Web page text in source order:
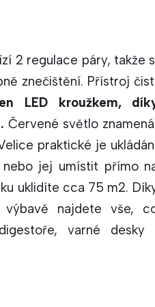
2 regulace páry, takže
znečištění. Přístroj
LED kroužkem,
Červené světlo
praktické je
jej umístit přímo
uklidíte cca 75 m2.
výbavě najdete vše,
varné desky